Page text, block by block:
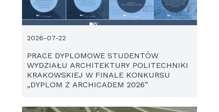
PRACE DYPLOMOWE STUDENTÓW
WYDZIAŁU ARCHITEKTURY POLITECHNIKI
KRAKOWSKIEJ W FINALE KONKURSU
„DYPLOM Z ARCHICADEM 2026”
2026-07-22